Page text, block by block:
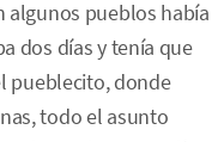
algunos pueblos había
dos días y tenía que
pueblecito, donde
todo el asunto